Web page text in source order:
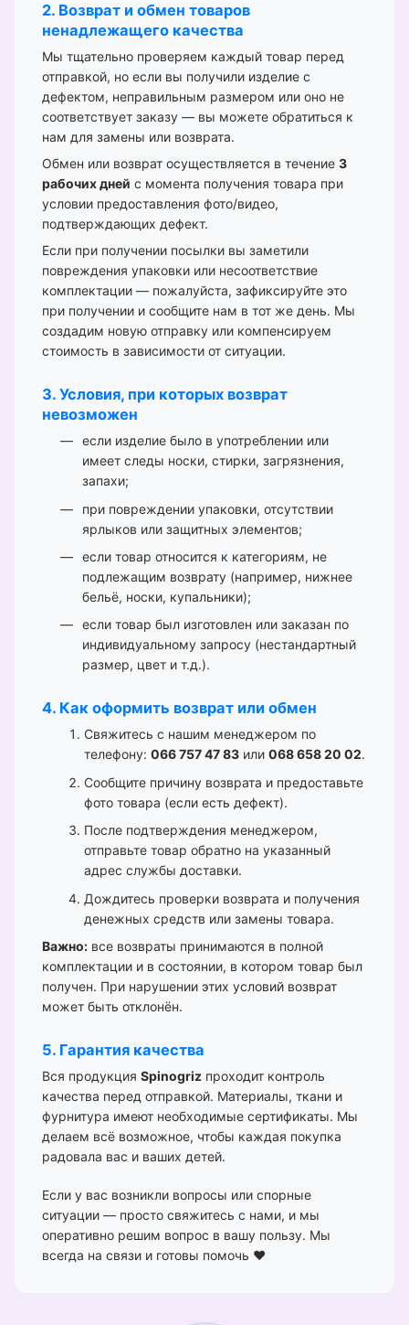
2. Возврат и обмен товаров
ненадлежащего качества
Мы тщательно проверяем каждый товар перед
отправкой, но если вы получили изделие с
дефектом, неправильным размером или оно не
соответствует заказу — вы можете обратиться к
нам для замены или возврата.
Обмен или возврат осуществляется в течение 3
рабочих дней с момента получения товара при
условии предоставления фото/видео,
подтверждающих дефект.
Если при получении посылки вы заметили
повреждения упаковки или несоответствие
комплектации — пожалуйста, зафиксируйте это
при получении и сообщите нам в тот же день. Мы
создадим новую отправку или компенсируем
стоимость в зависимости от ситуации.
3. Условия, при которых возврат
невозможен
если изделие было в употреблении или
имеет следы носки, стирки, загрязнения,
запахи;
при повреждении упаковки, отсутствии
ярлыков или защитных элементов;
если товар относится к категориям, не
подлежащим возврату (например, нижнее
бельё, носки, купальники);
если товар был изготовлен или заказан по
индивидуальному запросу (нестандартный
размер, цвет и т.д.).
4. Как оформить возврат или обмен
Свяжитесь с нашим менеджером по
телефону: 066 757 47 83 или 068 658 20 02.
Сообщите причину возврата и предоставьте
фото товара (если есть дефект).
После подтверждения менеджером,
отправьте товар обратно на указанный
адрес службы доставки.
Дождитесь проверки возврата и получения
денежных средств или замены товара.
Важно: все возвраты принимаются в полной
комплектации и в состоянии, в котором товар был
получен. При нарушении этих условий возврат
может быть отклонён.
5. Гарантия качества
Вся продукция Spinogriz проходит контроль
качества перед отправкой. Материалы, ткани и
фурнитура имеют необходимые сертификаты. Мы
делаем всё возможное, чтобы каждая покупка
радовала вас и ваших детей.
Если у вас возникли вопросы или спорные
ситуации — просто свяжитесь с нами, и мы
оперативно решим вопрос в вашу пользу. Мы
всегда на связи и готовы помочь ❤️